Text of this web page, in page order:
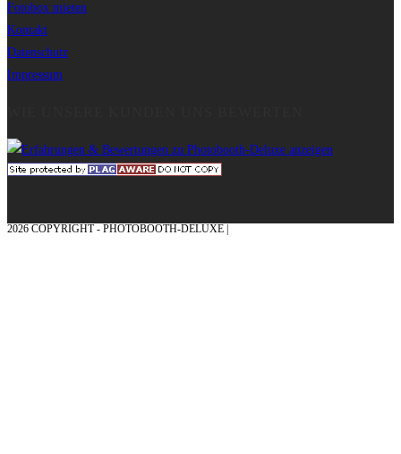
Fotobox mieten
Kontakt
Datenschutz
Impressum
2026 COPYRIGHT - PHOTOBOOTH-DELUXE |